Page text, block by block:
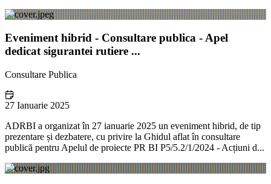
Eveniment hibrid - Consultare publica - Apel
dedicat sigurantei rutiere ...
Consultare Publica
27 Ianuarie 2025
ADRBI a organizat în 27 ianuarie 2025 un eveniment hibrid, de tip
prezentare și dezbatere, cu privire la Ghidul aflat în consultare
publică pentru Apelul de proiecte PR BI P5/5.2/1/2024 - Acțiuni d...